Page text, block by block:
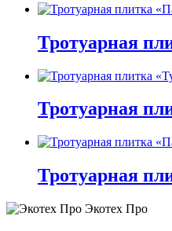
Этот
имеет
несколько
Опции
выбрать
на
странице
товара.
Тротуарная
Этот
имеет
несколько
Опции
выбрать
на
странице
товара.
Тротуарная
Этот
имеет
несколько
Опции
Тротуарная
Этот
Экотех Про